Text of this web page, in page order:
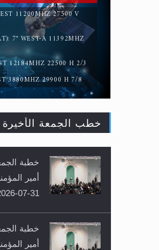
المسيح
11200MHZ 27500 V
7° WEST-A 11392MHZ
12184MHZ 22500 H 2/3
3880MHZ 29900 H 7/8
خطب الجمعة الأخيرة
خطبة
أمير
31-07-2026
خطبة
أمير